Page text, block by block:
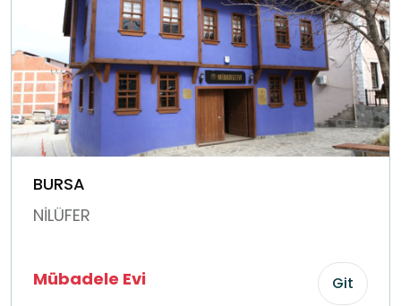
BURSA
NİLÜFER
Mübadele Evi Git